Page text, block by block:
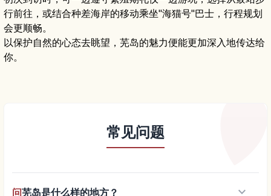
行前往，或结合种差海岸的移动乘坐"海猫号"巴士，行程规划
会更顺畅。
以保护自然的心态去眺望，芜岛的魅力便能更加深入地传达给
你。
常见问题
问芜岛是什么样的地方？ keyboard_arrow_down